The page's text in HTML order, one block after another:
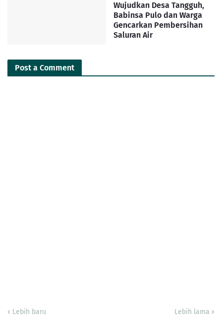
Wujudkan Desa Tangguh,
Babinsa Pulo dan Warga
Gencarkan Pembersihan
Saluran Air
Post a Comment
Lebih baru Lebih lama